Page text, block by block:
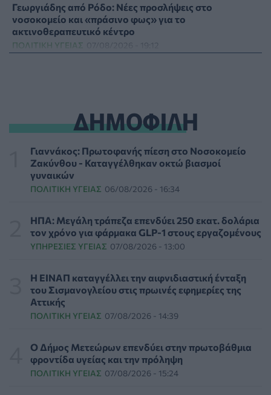
Γεωργιάδης από Ρόδο: Νέες προσλήψεις στο
νοσοκομείο και «πράσινο φως» για το
ακτινοθεραπευτικό κέντρο
ΠΟΛΙΤΙΚΉ ΥΓΕΊΑΣ 07/08/2026 - 19:12
Τι μπορεί να μας διδάξει η νέα ταινία του Spider-Man
για την απώλεια και το πένθος
ΨΥΧΙΚΉ ΥΓΕΊΑ 07/08/2026 - 18:11
Επιπλέον πόροι 12,5 εκατ. ευρώ στις Περιφέρειες για
ΕΠΙΚΑΙΡΌΤΗΤΑ 07/08/2026 - 17:42
Συναγερμός στις ΗΠΑ για φονικό μύκητα που αντέχει
ΥΓΕΊΑ 07/08/2026 - 17:17
Πέθανε στα 26 της η influencer Σίντνεϊ Τάουλ που
μοιράστηκε επί τρία χρόνια τη μάχη της με σπάνιο
ΕΠΙΚΑΙΡΌΤΗΤΑ 07/08/2026 - 16:41
Απώλεια βάρους: Οι τρεις παράγοντες που κρίνουν το
ΔΗΜΟΦΙΛΗ
Γιαννάκος: Πρωτοφανής πίεση στο Νοσοκομείο
Ζακύνθου - Καταγγέλθηκαν οκτώ βιασμοί
γυναικών
ΠΟΛΙΤΙΚΉ ΥΓΕΊΑΣ 06/08/2026 - 16:34
ΗΠΑ: Μεγάλη τράπεζα επενδύει 250 εκατ. δολάρια
τον χρόνο για φάρμακα GLP-1 στους εργαζομένους
ΥΠΗΡΕΣΊΕΣ ΥΓΕΊΑΣ 07/08/2026 - 13:00
Η ΕΙΝΑΠ καταγγέλλει την αιφνιδιαστική ένταξη
του Σισμανογλείου στις πρωινές εφημερίες της
Αττικής
ΠΟΛΙΤΙΚΉ ΥΓΕΊΑΣ 07/08/2026 - 14:39
Ο Δήμος Μετεώρων επενδύει στην πρωτοβάθμια
φροντίδα υγείας και την πρόληψη
ΠΟΛΙΤΙΚΉ ΥΓΕΊΑΣ 07/08/2026 - 15:24